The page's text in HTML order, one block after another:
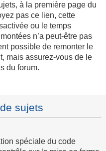
à la première page du
pas ce lien, cette
ou le temps
n’a peut-être pas
possible de remonter le
mais assurez-vous de le
du forum.
sujets
spéciale du code